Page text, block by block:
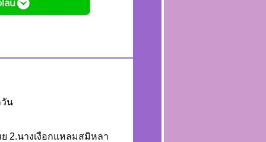
น
2.นางเงือกแหลมสมิหลา